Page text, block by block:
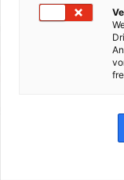
einer Elite